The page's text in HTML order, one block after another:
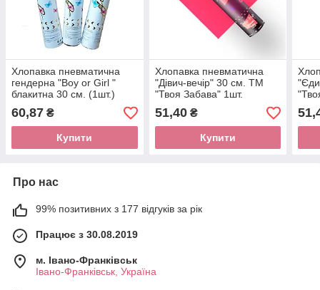
Хлопавка пневматична
гендерна "Boy or Girl "
блакитна 30 см. (1шт.)
60,87 ₴
Купити
Хлопавка пневматична
"Дівич-вечір" 30 см. ТМ
"Твоя Забава" 1шт.
51,40₴
Купити
Про нас
99% позитивних з 177 відгуків за рік
Працює з 30.08.2019
м. Івано-Франківськ
Івано-Франківськ, Україна